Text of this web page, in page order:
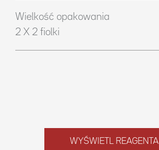
Wielkość opakowania
2 X 2 fiolki
WYŚWIETL REAGENTA